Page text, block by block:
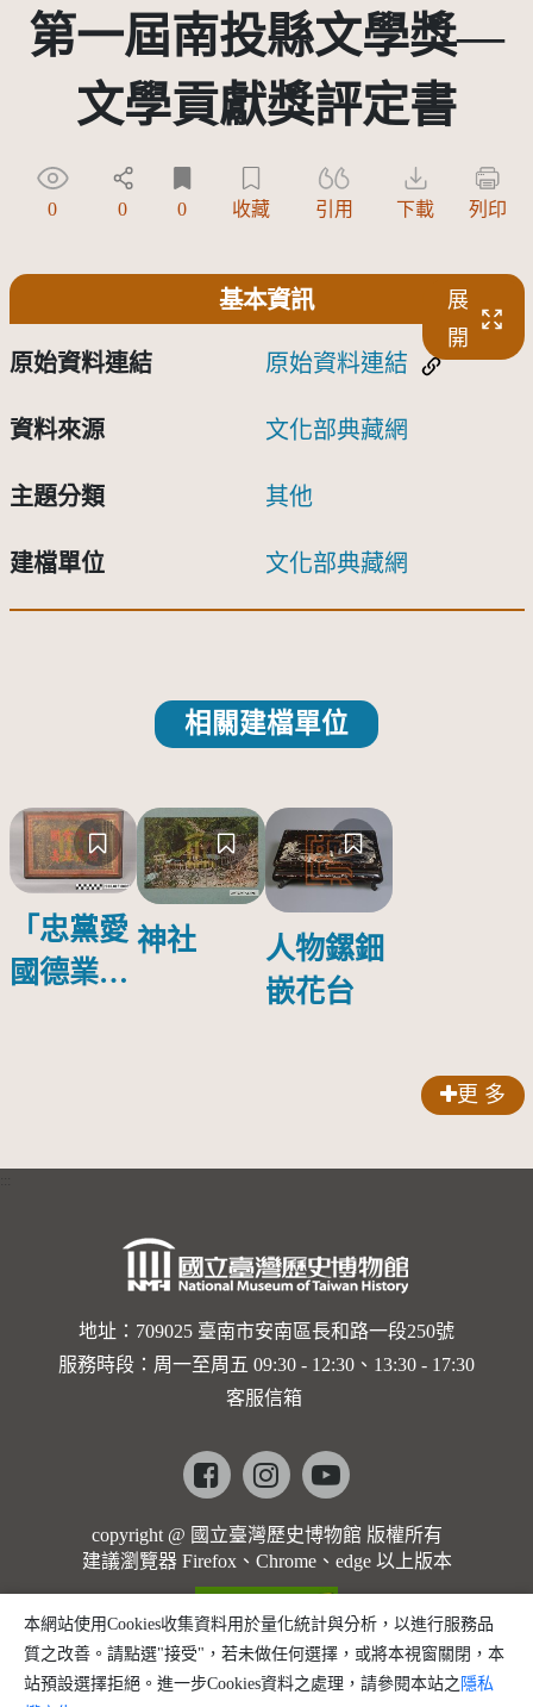
第一屆南投縣文學獎—
文學貢獻獎評定書
0 0 0 收藏 引用 下載 列印
基本資訊
展
開
原始資料連結 原始資料連結
資料來源 文化部典藏網
主題分類 其他
建檔單位 文化部典藏網
相關建檔單位
「忠黨愛
國德業並
神社
人物鏍鈿
嵌花台
更 多
地址：709025 臺南市安南區長和路一段250號
服務時段：周一至周五 09:30 - 12:30、13:30 - 17:30
客服信箱
Facebookinstagramyoutube
copyright @ 國立臺灣歷史博物館 版權所有
建議瀏覽器 Firefox、Chrome、edge 以上版本
本網站使用Cookies收集資料用於量化統計與分析，以進行服務品
質之改善。請點選"接受"，若未做任何選擇，或將本視窗關閉，本
站預設選擇拒絕。進一步Cookies資料之處理，請參閱本站之 隱私